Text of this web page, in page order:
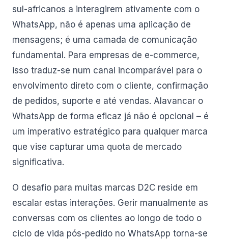
sul-africanos a interagirem ativamente com o
WhatsApp, não é apenas uma aplicação de
mensagens; é uma camada de comunicação
fundamental. Para empresas de e-commerce,
isso traduz-se num canal incomparável para o
envolvimento direto com o cliente, confirmação
de pedidos, suporte e até vendas. Alavancar o
WhatsApp de forma eficaz já não é opcional – é
um imperativo estratégico para qualquer marca
que vise capturar uma quota de mercado
significativa.
O desafio para muitas marcas D2C reside em
escalar estas interações. Gerir manualmente as
conversas com os clientes ao longo de todo o
ciclo de vida pós-pedido no WhatsApp torna-se